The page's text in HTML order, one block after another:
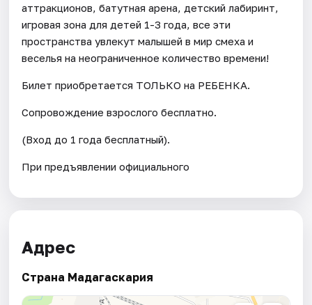
аттракционов, батутная арена, детский лабиринт,
игровая зона для детей 1-3 года, все эти
пространства увлекут малышей в мир смеха и
веселья на неограниченное количество времени!
Билет приобретается ТОЛЬКО на РЕБЕНКА.
Сопровождение взрослого бесплатно.
(Вход до 1 года бесплатный).
При предъявлении официального
Адрес
Страна Мадагаскария